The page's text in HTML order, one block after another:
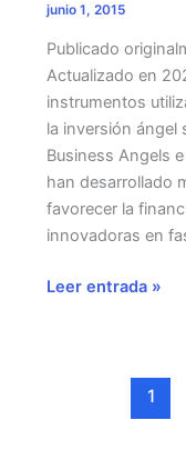
junio 1, 2015
Publicado
Actualizado en
instrumentos
la inversión ángel
Business Angels
han desarrollado
favorecer la
innovadoras en
Incentivos
Leer entrada »
1